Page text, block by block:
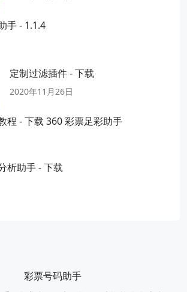
手 - 1.1.4
定制过滤插件 - 下载
2020年11月26日
程 - 下载 360 彩票足彩助手
析助手 - 下载
彩票号码助手